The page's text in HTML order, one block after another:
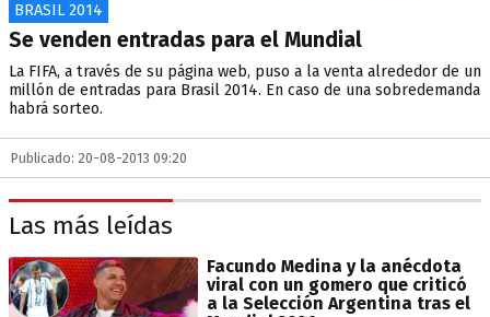
BRASIL 2014
Se venden entradas para el Mundial
La FIFA, a través de su página web, puso a la venta alrededor de un
millón de entradas para Brasil 2014. En caso de una sobredemanda
habrá sorteo.
Publicado: 20-08-2013 09:20
Las más leídas
Facundo Medina y la anécdota
viral con un gomero que criticó
a la Selección Argentina tras el